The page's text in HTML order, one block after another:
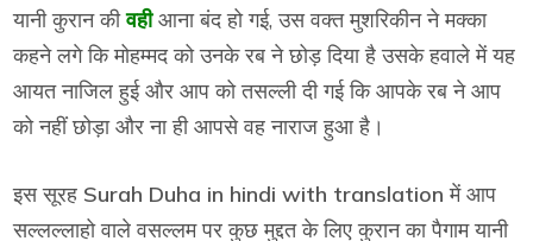
यानी कुरान कीवही आना बंद हो गई, उस वक्त मुशरिकीन ने मक्का
कहने लगे कि मोहम्मद को उनके रब ने छोड़ दिया है उसके हवाले में यह
आयत नाजिल हुई और आप को तसल्ली दी गई कि आपके रब ने आप
को नहीं छोड़ा और ना ही आपसे वह नाराज हुआ है।
इस सूरह Surah Duha in hindi with translation में आप
सल्लल्लाहो वाले वसल्लम पर कुछ मुद्दत के लिए कुरान का पैगाम यानी